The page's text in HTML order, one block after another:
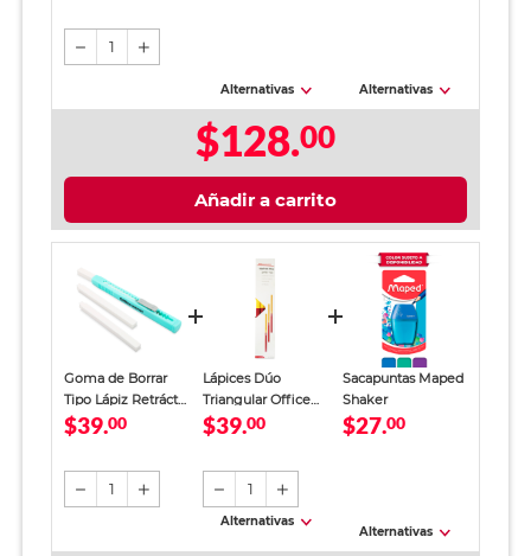
1
Alternativas Alternativas
$128.00
Añadir a carrito
Goma de Borrar
Tipo Lápiz Retráctil
Office Depot Azul
$39.00
1
Lápices Dúo
Triangular Office
Depot 10 piezas
$39.00
1
Alternativas
Sacapuntas Maped
Shaker
$27.00
Alternativas